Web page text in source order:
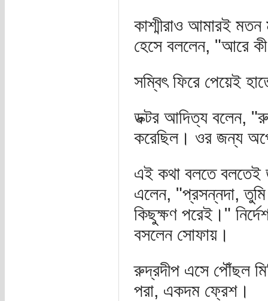
কাশ্মীরাও আমারই মতন
হেসে বললেন, "আরে
সম্বিৎ ফিরে পেয়েই
ডক্টর আদিত্য বলেন,
করেছিল। ওর জন্য
এই কথা বলতে বলতেই
এলেন, "প্রসন্নদা,
কিছুক্ষণ পরেই।"
বসলেন সোফায়।
রুদ্রদীপ এসে পৌঁছল
পরা, একদম ফ্রেশ।